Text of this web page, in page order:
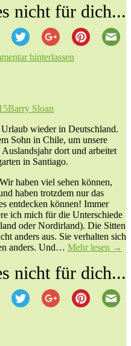
nicht für dich...
hinterlassen
Barry Sloan
wieder in Deutschland.
Sohn in Chile, um unsere
dort und arbeitet
in Santiago.
haben viel sehen können,
haben trotzdem nur das
entdecken können! Immer
ich mich für die Unterschiede
oder Nordirland). Die Sitten
anders aus. Sie verhalten sich
anders. Und… Mehr lesen →
nicht für dich...